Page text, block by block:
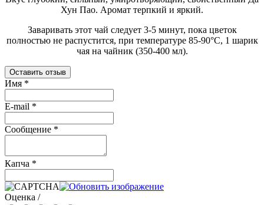
Хун Пао. Аромат терпкий и яркий.
Заваривать этот чай следует 3-5 минут, пока цветок
полностью не распустится, при температуре 85-90°С, 1 шарик
чая на чайник (350-400 мл).
Оставить отзыв
Имя *
E-mail *
Сообщение *
Капча *
Оценка /